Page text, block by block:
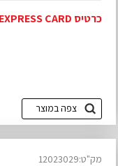
כרטיס 1xRS232 EXPRESS CARD
צפה במוצר
מק"ט:12023029